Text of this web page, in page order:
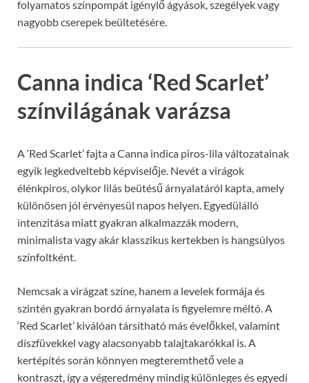
folyamatos színpompát igénylő ágyások, szegélyek vagy
nagyobb cserepek beültetésére.
Canna indica ‘Red Scarlet’
színvilágának varázsa
A ‘Red Scarlet’ fajta a Canna indica piros-lila változatainak
egyik legkedveltebb képviselője. Nevét a virágok
élénkpiros, olykor lilás beütésű árnyalatáról kapta, amely
különösen jól érvényesül napos helyen. Egyedülálló
intenzitása miatt gyakran alkalmazzák modern,
minimalista vagy akár klasszikus kertekben is hangsúlyos
színfoltként.
Nemcsak a virágzat színe, hanem a levelek formája és
szintén gyakran bordó árnyalata is figyelemre méltó. A
‘Red Scarlet’ kiválóan társítható más évelőkkel, valamint
díszfüvekkel vagy alacsonyabb talajtakarókkal is. A
kertépítés során könnyen megteremthető vele a
kontraszt, így a végeredmény mindig különleges és egyedi